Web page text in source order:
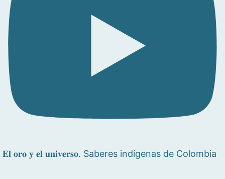
𝐄𝐥 𝐨𝐫𝐨 𝐲 𝐞𝐥 𝐮𝐧𝐢𝐯𝐞𝐫𝐬𝐨. Saberes indígenas de Colombia